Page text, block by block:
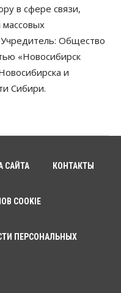
активности
потребовали
в сфере связи,
Общество
«Новосибирск
и
Сибири.
САЙТА КОНТАКТЫ
COOKIE
ПЕРСОНАЛЬНЫХ